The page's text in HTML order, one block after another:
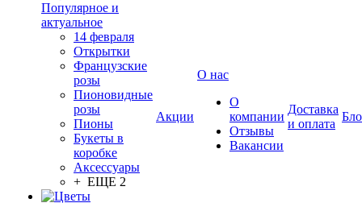
Популярное и
актуальное
14 февраля
Открытки
Французские
розы
Пионовидные
розы
Пионы
Букеты в
коробке
Аксессуары
+ ЕЩЕ 2
Акции
О нас
О
компании
Отзывы
Вакансии
Доставка
и оплата